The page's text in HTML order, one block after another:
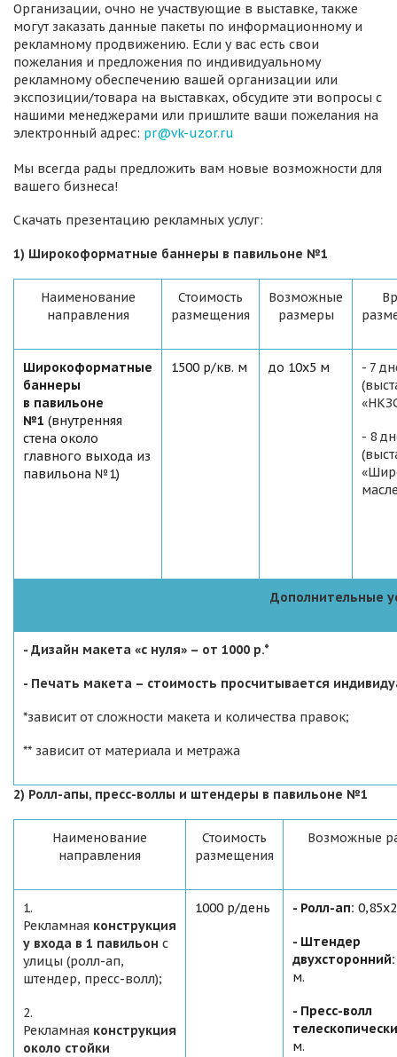
Организации, очно не участвующие в выставке, также
могут заказать данные пакеты по информационному и
рекламному продвижению. Если у вас есть свои
пожелания и предложения по индивидуальному
рекламному обеспечению вашей организации или
экспозиции/товара на выставках, обсудите эти вопросы с
нашими менеджерами или пришлите ваши пожелания на
электронный адрес: pr@vk-uzor.ru
Мы всегда рады предложить вам новые возможности для
вашего бизнеса!
Скачать презентацию рекламных услуг:
1) Широкоформатные баннеры в павильоне №1
Наименование
направления
Стоимость
размещения
Возможные
размеры
Широкоформатные
баннеры
в павильоне
№1 (внутренняя
стена около
главного выхода из
павильона №1)
1500 р/кв. м до 10x5 м
- 7
- 8
Дополнительные
- Дизайн макета «с нуля» – от 1000 р.*
- Печать макета – стоимость просчитывается
*зависит от сложности макета и количества правок;
** зависит от материала и метража
2) Ролл-апы, пресс-воллы и штендеры в павильоне №1
Наименование
направления
Стоимость
размещения
Возможные
1.
Рекламная конструкция
у входа в 1 павильон с
улицы (ролл-ап,
штендер, пресс-волл);
2.
Рекламная конструкция
около стойки
1000 р/день - Ролл-ап:
- Штендер
двухсторонний:
м.
- Пресс-волл
м.